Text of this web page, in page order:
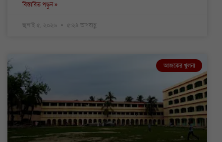
বিস্তারিত পড়ুন »
জুলাই ৫, ২০২৬ ৫:২৪ অপরাহ্ণ
আজকের খুলনা